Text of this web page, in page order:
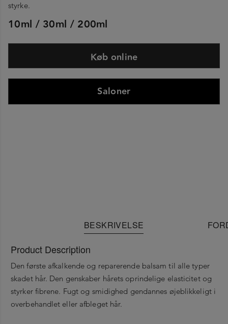
styrke.
10ml / 30ml / 200ml
Køb online
Saloner
BESKRIVELSE
Product Description
Den første afkalkende og reparerende balsam til alle typer
skadet hår. Den genskaber hårets oprindelige elasticitet og
styrker fibrene. Fugt og smidighed gendannes øjeblikkeligt i
overbehandlet eller afbleget hår.